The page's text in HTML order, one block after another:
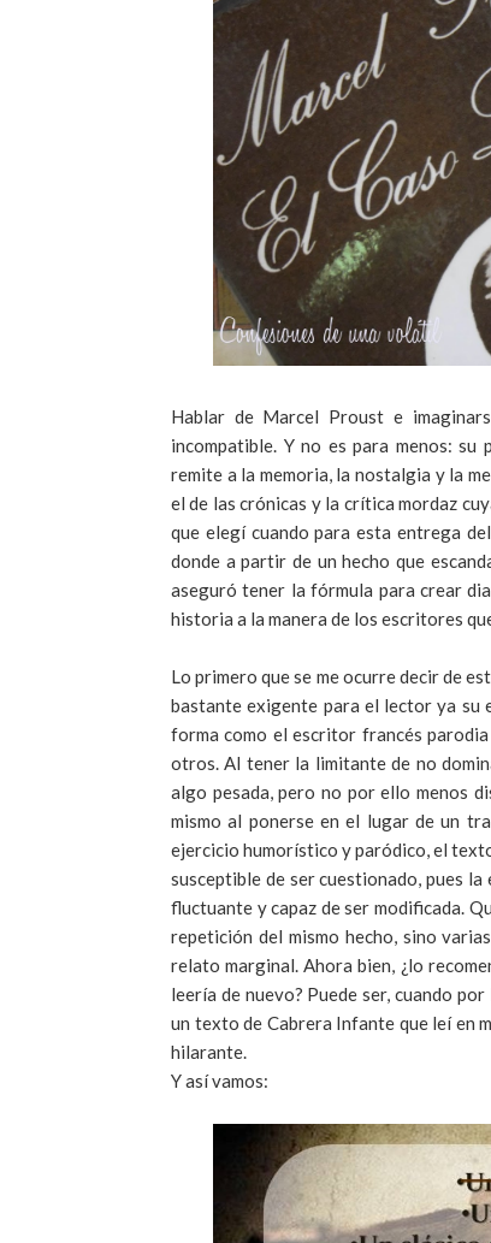
Hablar de Marcel Proust e
incompatible. Y no es para menos:
remite a la memoria, la nostalgia y la
el de las crónicas y la crítica mordaz
que elegí cuando para esta entrega
donde a partir de un hecho que
aseguró tener la fórmula para crear
historia a la manera de los escritores
Lo primero que se me ocurre decir de
bastante exigente para el lector ya su
forma como el escritor francés
otros. Al tener la limitante de no
algo pesada, pero no por ello menos
mismo al ponerse en el lugar de un
ejercicio humorístico y paródico, el
susceptible de ser cuestionado, pues
fluctuante y capaz de ser modificada.
repetición del mismo hecho, sino
relato marginal. Ahora bien, ¿lo
leería de nuevo? Puede ser, cuando
un texto de Cabrera Infante que leí en
hilarante.
Y así vamos: